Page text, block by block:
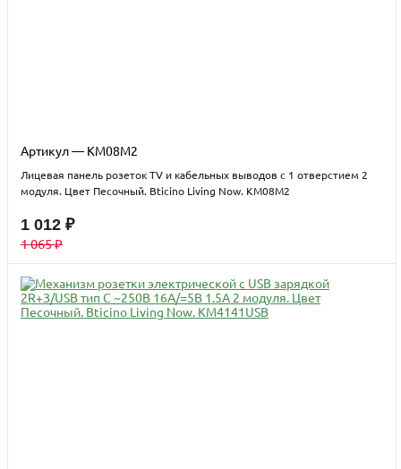
Артикул — KM08M2
Лицевая панель розеток TV и кабельных выводов с 1 отверстием 2
модуля. Цвет Песочный. Bticino Living Now. KM08M2
1 012 ₽
1 065 ₽